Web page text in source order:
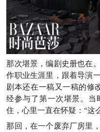
那次堪景，编剧史册也在
作职业生涯里，跟着导演
剧本还在一稿又一稿的修
经参与了第一次堪景。当
住，心里一直在怀疑：“这
那回，在一个废弃厂房里